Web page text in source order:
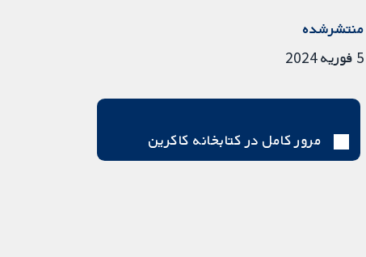
منتشرشده
5 فوریه 2024
مرور کامل در کتابخانه کاکرین